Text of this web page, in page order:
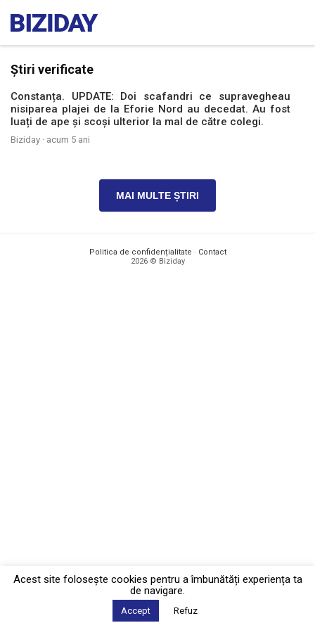
Știri verificate
Constanța. UPDATE: Doi scafandri ce supravegheau
nisiparea plajei de la Eforie Nord au decedat. Au fost
luați de ape și scoși ulterior la mal de către colegi.
Biziday · acum 5 ani
MAI MULTE ȘTIRI
Politica de confidențialitate · Contact
2026 © Biziday
Acest site foloseşte cookies pentru a îmbunătăți experiența ta
de navigare.
Accept Refuz